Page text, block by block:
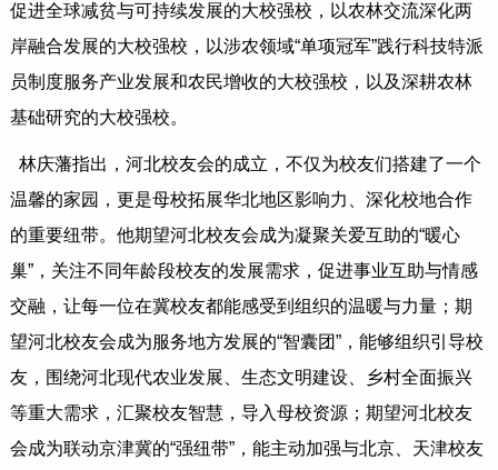
促进全球减贫与可持续发展的大校强校，以农林交流深化两
岸融合发展的大校强校，以涉农领域“单项冠军”践行科技特派
员制度服务产业发展和农民增收的大校强校，以及深耕农林
基础研究的大校强校。
林庆藩指出，河北校友会的成立，不仅为校友们搭建了一个
温馨的家园，更是母校拓展华北地区影响力、深化校地合作
的重要纽带。他期望河北校友会成为凝聚关爱互助的“暖心
巢”，关注不同年龄段校友的发展需求，促进事业互助与情感
交融，让每一位在冀校友都能感受到组织的温暖与力量；期
望河北校友会成为服务地方发展的“智囊团”，能够组织引导校
友，围绕河北现代农业发展、生态文明建设、乡村全面振兴
等重大需求，汇聚校友智慧，导入母校资源；期望河北校友
会成为联动京津冀的“强纽带”，能主动加强与北京、天津校友